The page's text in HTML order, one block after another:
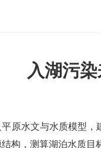
入湖污
原水文与水质模型
构，测算湖泊水质